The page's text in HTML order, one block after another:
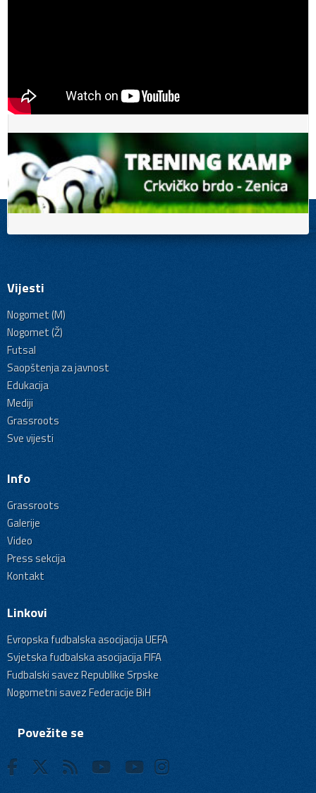
Vijesti
Nogomet (M)
Nogomet (Ž)
Futsal
Saopštenja za javnost
Edukacija
Mediji
Grassroots
Sve vijesti
Info
Grassroots
Galerije
Video
Press sekcija
Kontakt
Linkovi
Evropska fudbalska asocijacija UEFA
Svjetska fudbalska asocijacija FIFA
Fudbalski savez Republike Srpske
Nogometni savez Federacije BiH
Povežite se